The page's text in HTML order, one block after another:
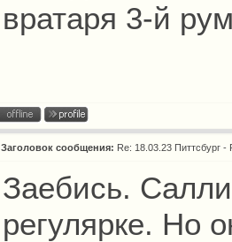
вратаря 3-й
Заголовок сообщения: Re: 18.03.23 Питтсбург -
Заебись.
регулярке. Но